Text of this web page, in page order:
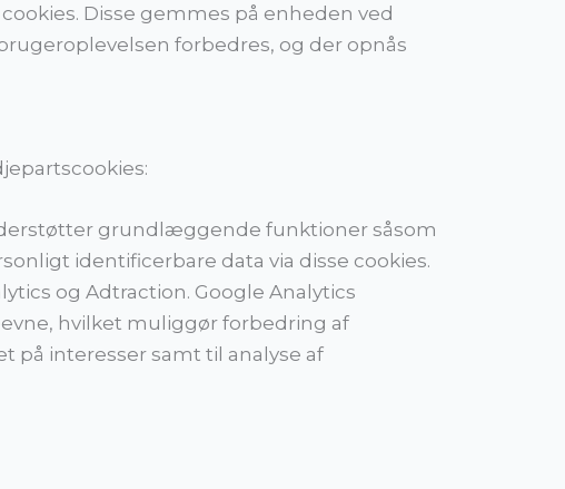
Disse gemmes på enheden ved
forbedres, og der opnås
grundlæggende funktioner såsom
identificerbare data via disse cookies.
og Adtraction. Google Analytics
hvilket muliggør forbedring af
på interesser samt til analyse af